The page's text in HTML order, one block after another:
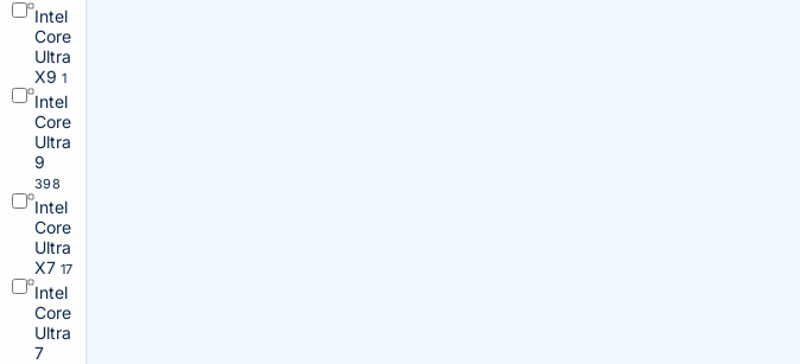
Intel
Core
Ultra
X91
Intel
Core
Ultra
9
398
Intel
Core
Ultra
X7 17
Intel
Core
Ultra
7